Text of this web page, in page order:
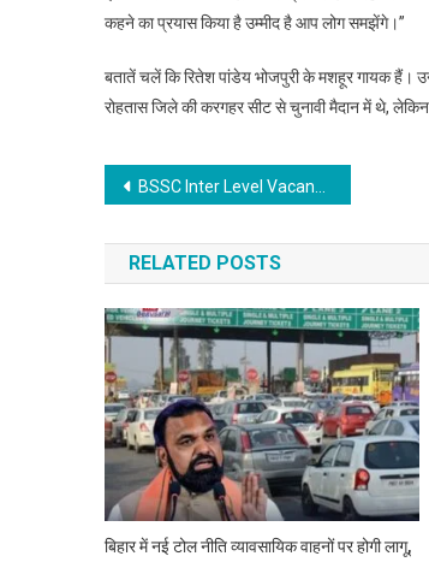
कहने का प्रयास किया है उम्मीद है आप लोग समझेंगे।”
बतातें चलें कि रितेश पांडेय भोजपुरी के मशहूर गायक हैं।
रोहतास जिले की करगहर सीट से चुनावी मैदान में थे, लेकिन
Post
navigation
BSSC Inter Level Vacancy 2026 : 12वीं पास करें अप्लाई, सरकारी विभागों में इतने पदों पर नौकरी का मौका
RELATED POSTS
बिहार में नई टोल नीति व्यावसायिक वाहनों पर होगी लागू,